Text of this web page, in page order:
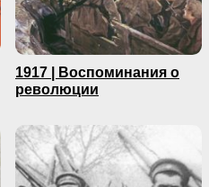
1917 | Воспоминания о
революции